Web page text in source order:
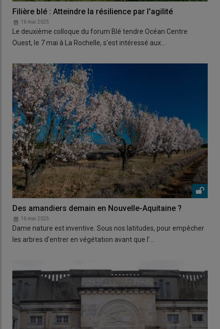
Filière blé : Atteindre la résilience par l'agilité
16 mai 2025
Le deuxième colloque du forum Blé tendre Océan Centre
Ouest, le 7 mai à La Rochelle, s'est intéressé aux…
Des amandiers demain en Nouvelle-Aquitaine ?
16 mai 2025
Dame nature est inventive. Sous nos latitudes, pour empêcher
les arbres d'entrer en végétation avant que l'…